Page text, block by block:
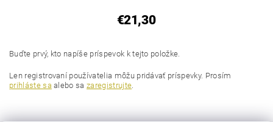
€21,30
Buďte prvý, kto napíše príspevok k tejto položke.
Len registrovaní používatelia môžu pridávať príspevky. Prosím
prihláste sa alebo sazaregistrujte